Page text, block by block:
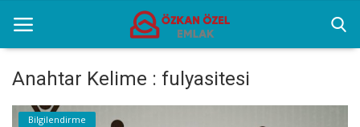
Anasayfa
Anahtar Kelime : fulyasitesi
Bilgilendirme